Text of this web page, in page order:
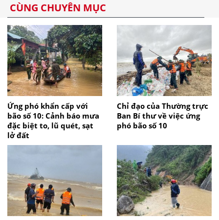
CÙNG CHUYÊN MỤC
Ứng phó khẩn cấp với
bão số 10: Cảnh báo mưa
đặc biệt to, lũ quét, sạt
lở đất
Chỉ đạo của Thường trực
Ban Bí thư về việc ứng
phó bão số 10